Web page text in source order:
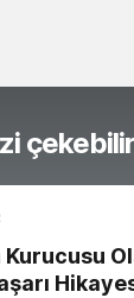
çekebilir
Kurucusu